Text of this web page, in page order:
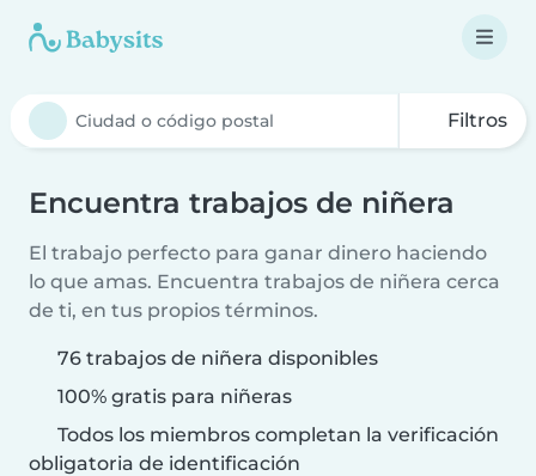
Filtros
Encuentra trabajos de niñera
El trabajo perfecto para ganar dinero haciendo
lo que amas. Encuentra trabajos de niñera cerca
de ti, en tus propios términos.
76 trabajos de niñera disponibles
100% gratis para niñeras
Todos los miembros completan la verificación
obligatoria de identificación